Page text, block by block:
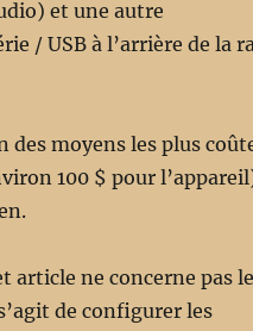
et une autre
/ USB à l’arrière de la
des moyens les plus
100 $ pour
article ne concerne pas le
de configurer les